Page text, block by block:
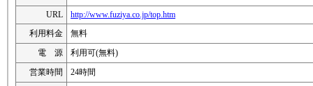
URL
http://www.fuziya.co.jp/top.htm
利用料金
無料
電 源
利用可(無料)
営業時間
24時間